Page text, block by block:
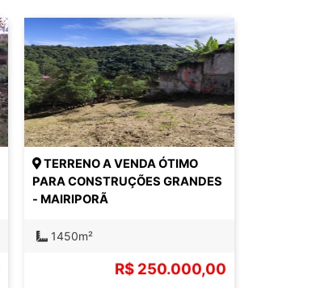
TERRENO A VENDA ÓTIMO
PARA CONSTRUÇÕES GRANDES
- MAIRIPORÃ
1450m²
R$ 250.000,00